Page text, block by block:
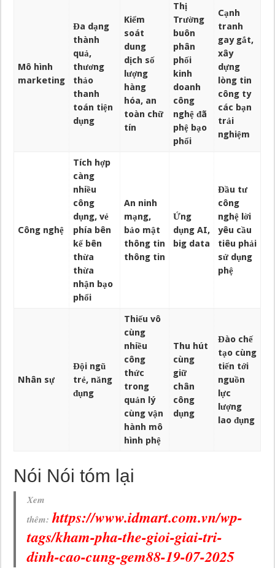
Mô hình
marketing
Đa dạng
thành
quả,
thương
thảo
thanh
toán tiện
dụng
Kiểm
soát
dung
dịch số
lượng
hàng
hóa, an
toàn chữ
tín
Thị
Trường
buôn
phân
phối
kinh
doanh
công
nghệ đã
phệ bạo
phổi
Cạnh
tranh
gay gắt,
xây
dựng
lòng tin
công ty
các bạn
trải
nghiệm
Công nghệ
Tích hợp
càng
nhiều
công
dụng, vẻ
phía bên
kế bên
thừa
thừa
nhận bạo
phổi
An ninh
mạng,
bảo mật
thông tin
thông tin
Ứng
dụng AI,
big data
Đầu tư
công
nghệ lời
yêu cầu
tiêu phải
sử dụng
phệ
Nhân sự
Đội ngũ
trẻ, năng
đụng
Thiếu vô
cùng
nhiều
công
thức
trong
quản lý
cùng vận
hành mô
hình phệ
Thu hút
cùng
giữ
chân
công
dụng
Đào chế
tạo cùng
tiến tới
nguồn
lực
lượng
lao đụng
Nói Nói tóm lại
Xem
thêm:https://www.idmart.com.vn/wp-
tags/kham-pha-the-gioi-giai-tri-
dinh-cao-cung-gem88-19-07-2025